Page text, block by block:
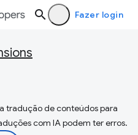
Fazer login
tradução de conteúdos para
com IA podem ter erros.